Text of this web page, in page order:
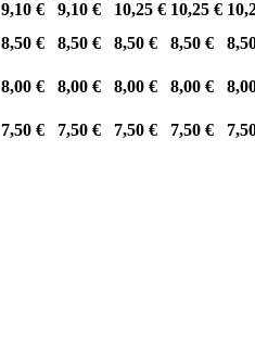
9,10 €
9,10 €
10,25 € 10,25 €
8,50 € 8,50 € 8,50 € 8,50 €
8,00 € 8,00 € 8,00 € 8,00 €
7,50 € 7,50 € 7,50 € 7,50 €